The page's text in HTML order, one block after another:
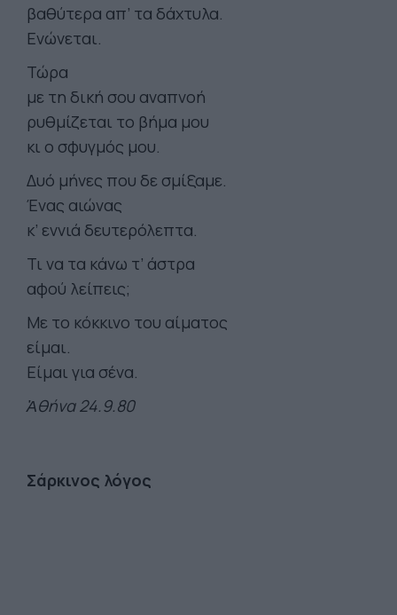
βαθύτερα απ’ τα δάχτυλα.
Ενώνεται.
Τώρα
με τη δική σου αναπνοή
ρυθμίζεται το βήμα μου
κι ο σφυγμός μου.
Δυό μήνες που δε σμίξαμε.
Ένας αιώνας
κ’ εννιά δευτερόλεπτα.
Τι να τα κάνω τ’ άστρα
αφού λείπεις;
Με το κόκκινο του αίματος
είμαι.
Είμαι για σένα.
Ἀθήνα 24.9.80
Σάρκινος λόγος